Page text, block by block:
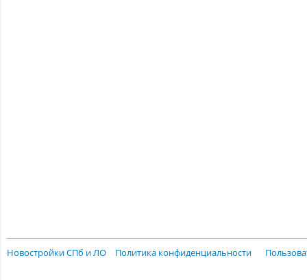
Новостройки СПб и ЛО Политика конфиденциальности